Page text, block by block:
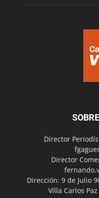
Director
Director
Dirección: 9 de Julio
Villa Carlos